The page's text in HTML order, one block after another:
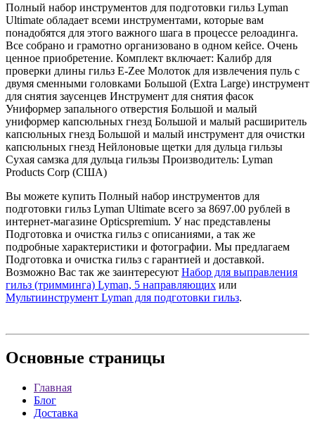
Полный набор инструментов для подготовки гильз Lyman
Ultimate обладает всеми инструментами, которые вам
понадобятся для этого важного шага в процессе релоадинга.
Все собрано и грамотно организовано в одном кейсе. Очень
ценное приобретение. Комплект включает: Калибр для
проверки длины гильз E-Zee Молоток для извлечения пуль с
двумя сменными головками Большой (Extra Large) инструмент
для снятия заусенцев Инструмент для снятия фасок
Униформер запального отверстия Большой и малый
униформер капсюльных гнезд Большой и малый расширитель
капсюльных гнезд Большой и малый инструмент для очистки
капсюльных гнезд Нейлоновые щетки для дульца гильзы
Сухая самзка для дульца гильзы Производитель: Lyman
Products Corp (США)
Вы можете купить Полный набор инструментов для
подготовки гильз Lyman Ultimate всего за 8697.00 рублей в
интернет-магазине Opticspremium. У нас представлены
Подготовка и очистка гильз с описаниями, а так же
подробные характеристики и фотографии. Мы предлагаем
Подготовка и очистка гильз с гарантией и доставкой.
Возможно Вас так же заинтересуют Набор для выправления
гильз (тримминга) Lyman, 5 направляющих или
Мультиинструмент Lyman для подготовки гильз.
Основные страницы
Главная
Блог
Доставка